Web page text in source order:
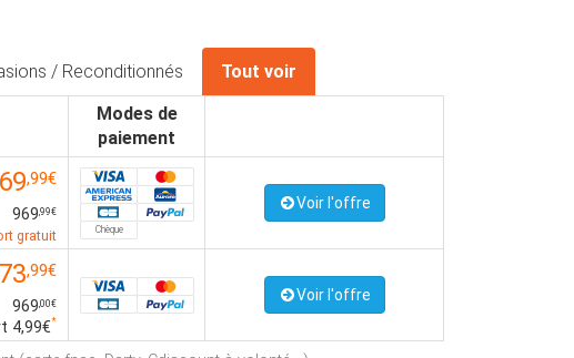
/ Reconditionnés Tout voir
Modes de
paiement
,99€
969,99€
gratuit Chèque
Voir l'offre
,99€
969,00€
4,99€*
Voir l'offre